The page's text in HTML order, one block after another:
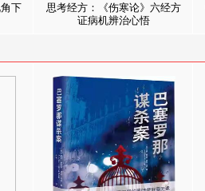
下
思考经方：《伤寒论》六经方
证病机辨治心悟